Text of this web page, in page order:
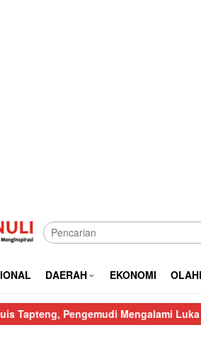
DAERAH EKONOMI
Mengalami Luka Berat 500